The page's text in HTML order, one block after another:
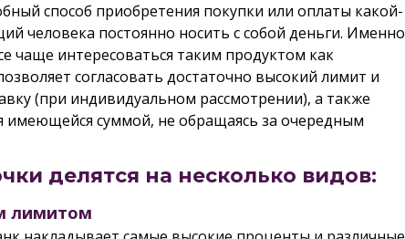
способ приобретения покупки или оплаты какой-
человека постоянно носить с собой деньги. Именно
чаще интересоваться таким продуктом как
согласовать достаточно высокий лимит и
(при индивидуальном рассмотрении), а также
имеющейся суммой, не обращаясь за очередным
делятся на несколько видов:
лимитом